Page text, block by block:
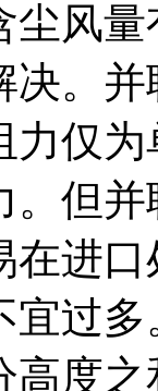
尘风
决。
力仅
。但
在进
宜过
高度